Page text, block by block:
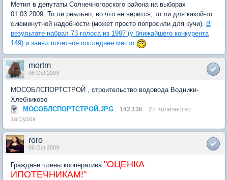
Метил в депутаты Солнечногорского района на выборах
01.03.2009. То ли реально, во что не верится, то ли для какой-то
сиюминутной надобности (может просто попросили для кучи). В
результате набрал 73 голоса из 1997 (у ближайшего конкурента
149) и занял почетное последнее место
mortm
06 Oct 2009
МОСОБЛСПОРТСТРОЙ , строительство водовода Водники-
Хлебниково
МОСОБЛСПОРТСТРОЙ.JPG
142.13К
27 Количество
загрузок:
roro
06 Oct 2009
Граждане члены кооператива "ОЦЕНКА
ИПОТЕЧНИКАМ!"